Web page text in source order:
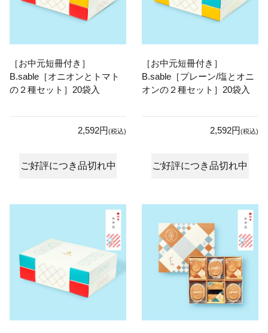
［お中元短冊付き］
B.sable［オニオンとトマト
の２種セット］20袋入
2,592円(税込)
ご好評につき品切れ中
［お中元短冊付き］
B.sable［プレーン/塩とオニ
オンの２種セット］20袋入
2,592円(税込)
ご好評につき品切れ中